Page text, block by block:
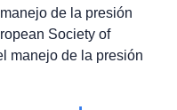
de la presión
Society of
manejo de la presión